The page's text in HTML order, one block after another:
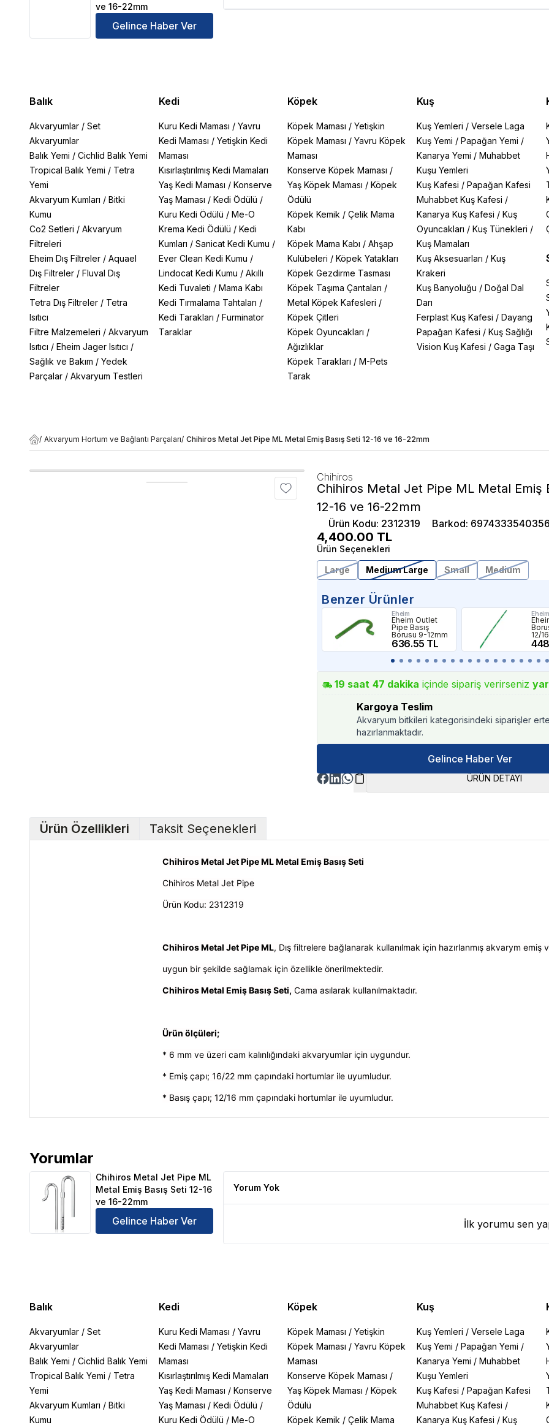
ve 16-22mm
Gelince Haber Ver
Balık
Akvaryumlar / Set
Akvaryumlar
Balık Yemi / Cichlid Balık Yemi
Tropical Balık Yemi / Tetra
Yemi
Akvaryum Kumları / Bitki
Kumu
Co2 Setleri / Akvaryum
Filtreleri
Eheim Dış Filtreler / Aquael
Dış Filtreler / Fluval Dış
Filtreler
Tetra Dış Filtreler / Tetra
Isıtıcı
Filtre Malzemeleri / Akvaryum
Isıtıcı / Eheim Jager Isıtıcı /
Sağlık ve Bakım / Yedek
Parçalar / Akvaryum Testleri
Kedi
Kuru Kedi Maması / Yavru
Kedi Maması / Yetişkin Kedi
Maması
Kısırlaştırılmış Kedi Mamaları
Yaş Kedi Maması / Konserve
Yaş Maması / Kedi Ödülü /
Kuru Kedi Ödülü / Me-O
Krema Kedi Ödülü / Kedi
Kumları / Sanicat Kedi Kumu /
Ever Clean Kedi Kumu /
Lindocat Kedi Kumu / Akıllı
Kedi Tuvaleti / Mama Kabı
Kedi Tırmalama Tahtaları /
Kedi Tarakları / Furminator
Taraklar
Köpek
Köpek Maması /Yetişkin
Köpek Maması /Yavru Köpek
Maması
Konserve Köpek Maması /
Yaş Köpek Maması /Köpek
Ödülü
Köpek Kemik /Çelik Mama
Kabı
Köpek Mama Kabı /Ahşap
Kulübeleri /Köpek Yatakları
Köpek Gezdirme Tasması
Köpek Taşıma Çantaları /
Metal Köpek Kafesleri /
Köpek Çitleri
Köpek Oyuncakları /
Ağızlıklar
Köpek Tarakları /M-Pets
Tarak
Kuş
Kuş Yemleri / Versele Laga
Kuş Yemi / Papağan Yemi /
Kanarya Yemi / Muhabbet
Kuşu Yemleri
Kuş Kafesi / Papağan Kafesi
Muhabbet Kuş Kafesi /
Kanarya Kuş Kafesi / Kuş
Oyuncakları / Kuş Tünekleri /
Kuş Mamaları
Kuş Aksesuarları / Kuş
Krakeri
Kuş Banyoluğu / Doğal Dal
Darı
Ferplast Kuş Kafesi / Dayang
Papağan Kafesi / Kuş Sağlığı
Vision Kuş Kafesi / Gaga Taşı
/ Akvaryum Hortum ve Bağlantı Parçaları/ Chihiros Metal Jet Pipe ML Metal Emiş Basış Seti 12-16 ve 16-22mm
Chihiros
Chihiros Metal Jet Pipe ML Metal Emiş
12-16 ve 16-22mm
Ürün Kodu: 2312319 Barkod: 6974333540356
4,400.00 TL
Ürün Seçenekleri
Large
Medium Large Small Medium
Benzer Ürünler
Eheim
Eheim Outlet
Pipe Basış
Borusu 9-12mm
636.55 TL
Eheim
12/
19 saat 47 dakika içinde sipariş verirseniz
Kargoya Teslim
Akvaryum bitkileri kategorisindeki siparişler
hazırlanmaktadır.
Gelince Haber Ver
ÜRÜN DETAYI
Ürün Özellikleri Taksit Seçenekleri
Chihiros Metal Jet Pipe ML Metal Emiş Basış Seti
Chihiros Metal Jet Pipe
Ürün Kodu: 2312319
Chihiros Metal Jet Pipe ML, Dış filtrelere bağlanarak kullanılmak için hazırlanmış akvarym emiş
uygun bir şekilde sağlamak için özellikle önerilmektedir.
Chihiros Metal Emiş Basış Seti, Cama asılarak kullanılmaktadır.
Ürün ölçüleri;
* 6 mm ve üzeri cam kalınlığındaki akvaryumlar için uygundur.
* Emiş çapı; 16/22 mm çapındaki hortumlar ile uyumludur.
* Basış çapı; 12/16 mm çapındaki hortumlar ile uyumludur.
Yorumlar
Chihiros Metal Jet Pipe ML Metal Emiş Basış Seti 12-16 ve 16-22mm Ürün Yorumları
Chihiros Metal Jet Pipe ML
Metal Emiş Basış Seti 12-16
ve 16-22mm
Gelince Haber Ver
Yorum Yok
İlk yorumu sen
Balık
Akvaryumlar / Set
Akvaryumlar
Balık Yemi / Cichlid Balık Yemi
Tropical Balık Yemi / Tetra
Yemi
Akvaryum Kumları / Bitki
Kumu
Kedi
Kuru Kedi Maması / Yavru
Kedi Maması / Yetişkin Kedi
Maması
Kısırlaştırılmış Kedi Mamaları
Yaş Kedi Maması / Konserve
Yaş Maması / Kedi Ödülü /
Kuru Kedi Ödülü / Me-O
Köpek
Köpek Maması /Yetişkin
Köpek Maması /Yavru Köpek
Maması
Konserve Köpek Maması /
Yaş Köpek Maması /Köpek
Ödülü
Köpek Kemik /Çelik Mama
Kuş
Kuş Yemleri / Versele Laga
Kuş Yemi / Papağan Yemi /
Kanarya Yemi / Muhabbet
Kuşu Yemleri
Kuş Kafesi / Papağan Kafesi
Muhabbet Kuş Kafesi /
Kanarya Kuş Kafesi / Kuş